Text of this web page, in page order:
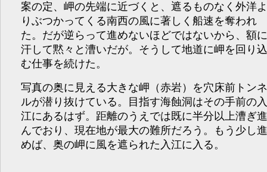
案の定、岬の先端に近づくと、遮るものなく外洋
りぶつかってくる南西の風に著しく船速を奪われ
た。だが逆らって進めないほどではないから、額
汗して黙々と漕いだが。そうして地道に岬を回り
む仕事を続けた。
写真の奥に見える大きな岬（赤岩）を穴床前トン
ルが潜り抜けている。目指す海蝕洞はその手前の
江にあるはず。距離のうえでは既に半分以上漕ぎ
んでおり、現在地が最大の難所だろう。もう少し
めば、奥の岬に風を遮られた入江に入る。